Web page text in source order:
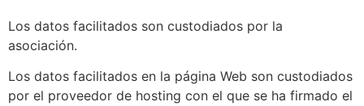
Los datos facilitados son custodiados por la
asociación.
Los datos facilitados en la página Web son custodiados
por el proveedor de hosting con el que se ha firmado el